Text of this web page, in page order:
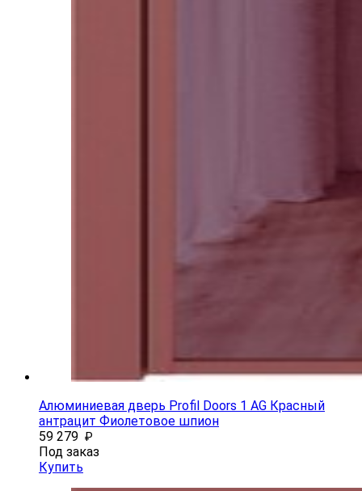
Алюминиевая дверь Profil Doors 1 AG Красный
антрацит Фиолетовое шпион
59 279 ₽
Под заказ
Купить